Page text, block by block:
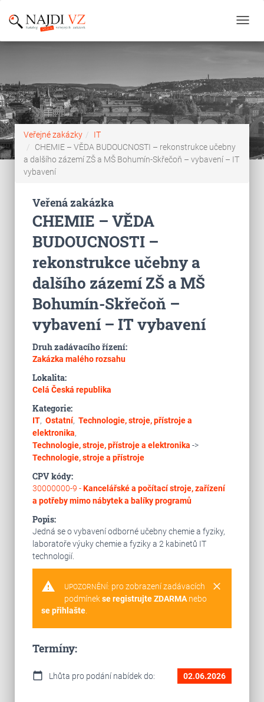
Veřejné zakázky
IT
CHEMIE – VĚDA BUDOUCNOSTI – rekonstrukce učebny
a dalšího zázemí ZŠ a MŠ Bohumín-Skřečoň – vybavení – IT
vybavení
Veřená zakázka
CHEMIE – VĚDA
BUDOUCNOSTI –
rekonstrukce učebny a
dalšího zázemí ZŠ a MŠ
Bohumín-Skřečoň –
vybavení – IT vybavení
Druh zadávacího řízení:
Zakázka malého rozsahu
Lokalita:
Celá Česká republika
Kategorie:
IT, Ostatní, Technologie, stroje, přístroje a
elektronika,
Technologie, stroje, přístroje a elektronika ->
Technologie, stroje a přístroje
CPV kódy:
30000000-9 -Kancelářské a počítací stroje, zařízení
a potřeby mimo nábytek a balíky programů
Popis:
Jedná se o vybavení odborné učebny chemie a fyziky,
laboratoře výuky chemie a fyziky a 2 kabinetů IT
technologií.
warning clear
UPOZORNĚNÍ: pro zobrazení zadávacích
podmínekse registrujte ZDARMAnebo
se přihlašte.
Termíny:
calendar_today Lhůta pro podání nabídek do: 02.06.2026